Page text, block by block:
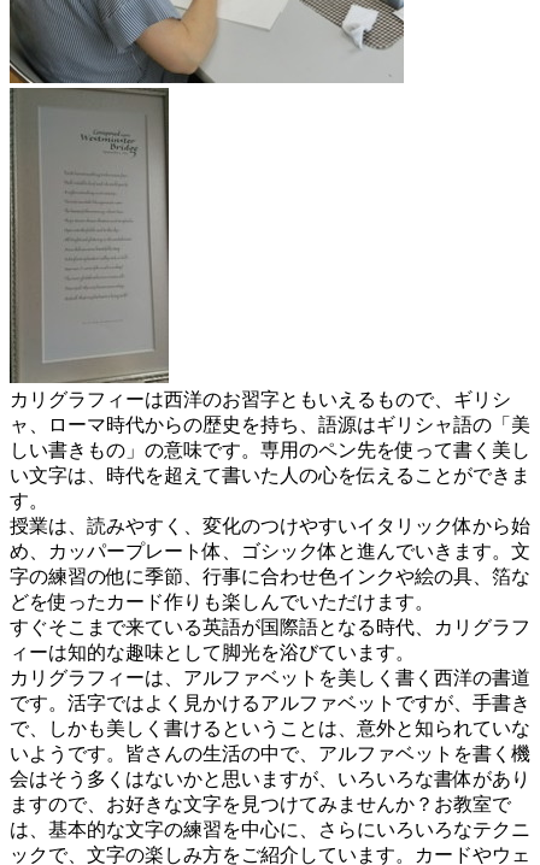
カリグラフィーは西洋のお習字ともいえるもので、ギリシ
ャ、ローマ時代からの歴史を持ち、語源はギリシャ語の「美
しい書きもの」の意味です。専用のペン先を使って書く美し
い文字は、時代を超えて書いた人の心を伝えることができま
す。
授業は、読みやすく、変化のつけやすいイタリック体から始
め、カッパープレート体、ゴシック体と進んでいきます。文
字の練習の他に季節、行事に合わせ色インクや絵の具、箔な
どを使ったカード作りも楽しんでいただけます。
すぐそこまで来ている英語が国際語となる時代、カリグラフ
ィーは知的な趣味として脚光を浴びています。
カリグラフィーは、アルファベットを美しく書く西洋の書道
です。活字ではよく見かけるアルファベットですが、手書き
で、しかも美しく書けるということは、意外と知られていな
いようです。皆さんの生活の中で、アルファベットを書く機
会はそう多くはないかと思いますが、いろいろな書体があり
ますので、お好きな文字を見つけてみませんか？お教室で
は、基本的な文字の練習を中心に、さらにいろいろなテクニ
ックで、文字の楽しみ方をご紹介しています。カードやウェ